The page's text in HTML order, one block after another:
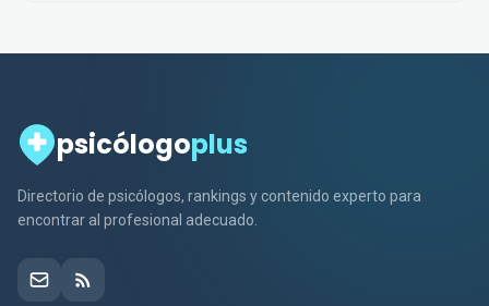
psicólogoplus
Directorio de psicólogos, rankings y contenido experto para
encontrar al profesional adecuado.